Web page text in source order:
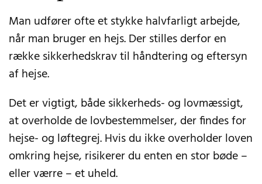
Man udfører ofte et stykke halvfarligt arbejde,
når man bruger en hejs. Der stilles derfor en
række sikkerhedskrav til håndtering og eftersyn
af hejse.
Det er vigtigt, både sikkerheds- og lovmæssigt,
at overholde de lovbestemmelser, der findes for
hejse- og løftegrej. Hvis du ikke overholder loven
omkring hejse, risikerer du enten en stor bøde –
eller værre – et uheld.